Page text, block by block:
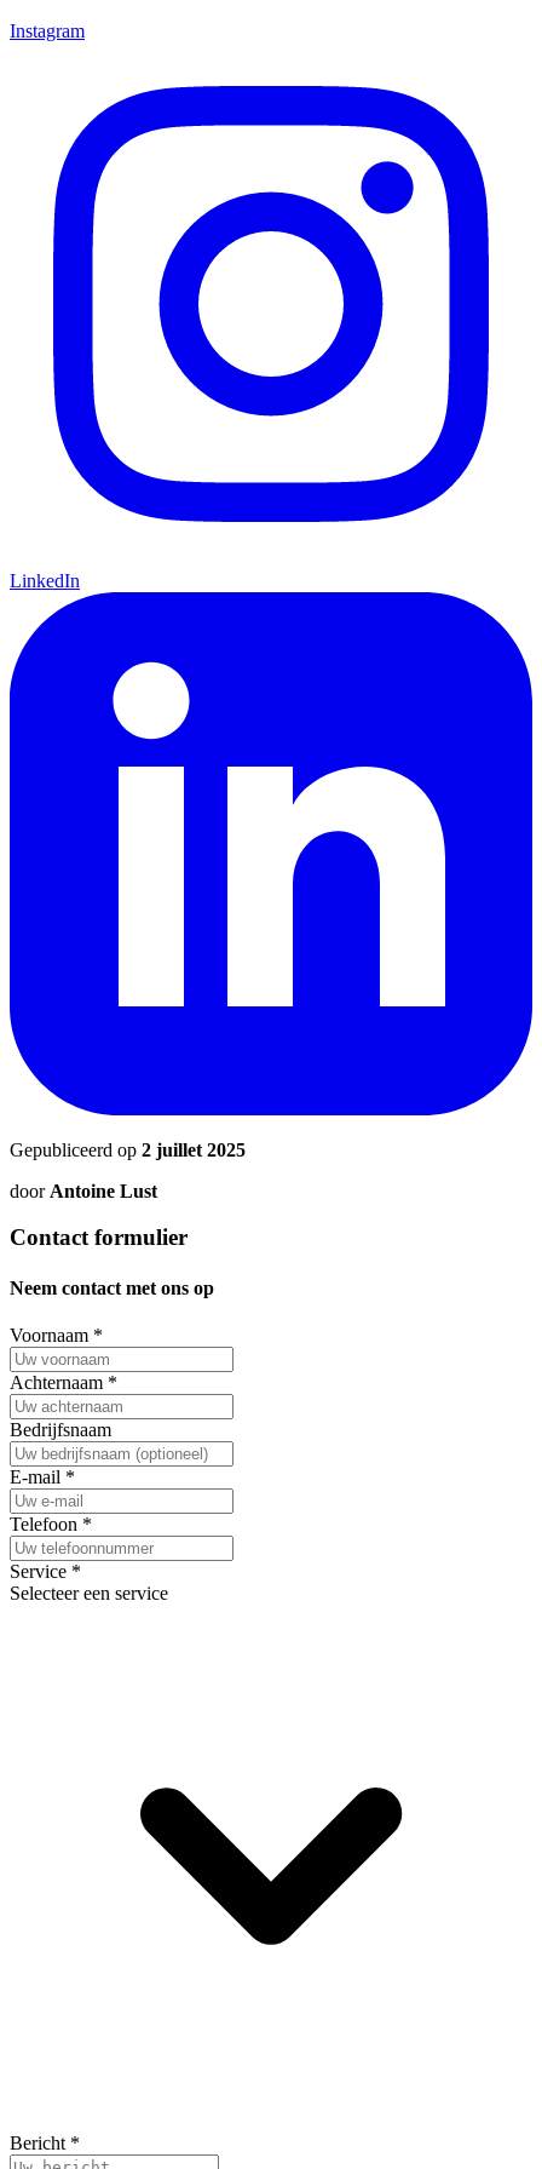
Instagram
LinkedIn
Gepubliceerd op 2 juillet 2025
door Antoine Lust
Contact formulier
Neem contact met ons op
Voornaam *
Achternaam *
Bedrijfsnaam
E-mail *
Telefoon *
Service *
Selecteer een service
Bericht *